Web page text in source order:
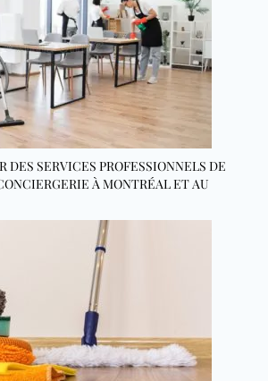
DES SERVICES PROFESSIONNELS DE
À MONTRÉAL ET AU